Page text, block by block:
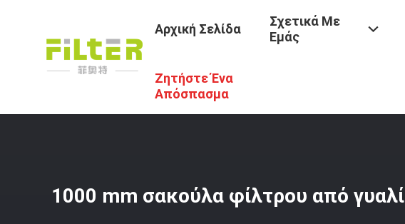
Αρχική Σελίδα
Σχετικά Με
Εμάς
Ζητήστε Ένα
Απόσπασμα
Αρχική Σελίδα Προϊόντα / Σακούλες Φίλτρου Από Τσόχα
1000 mm σακούλα φίλτρου από γυαλί